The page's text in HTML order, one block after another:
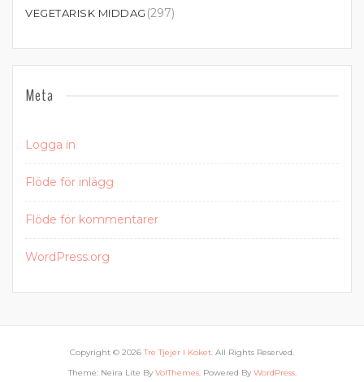
VEGETARISK MIDDAG (297)
Meta
Logga in
Flöde för inlägg
Flöde för kommentarer
WordPress.org
Copyright © 2026Tre Tjejer I Köket. All Rights Reserved.
Theme: Neira Lite By VolThemes. Powered By WordPress.